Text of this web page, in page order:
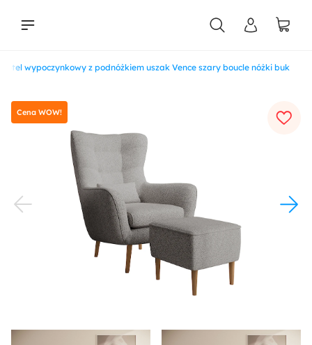
Fotel wypoczynkowy z podnóżkiem uszak Vence szary boucle nóżki buk
Cena WOW!